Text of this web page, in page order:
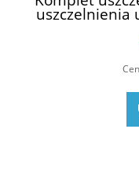
uszczelnienia